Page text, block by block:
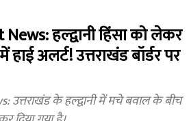
हल्द्वानी हिंसा को लेकर
अलर्ट! उत्तराखंड बॉर्डर पर
के हल्द्वानी में मचे बवाल के बीच